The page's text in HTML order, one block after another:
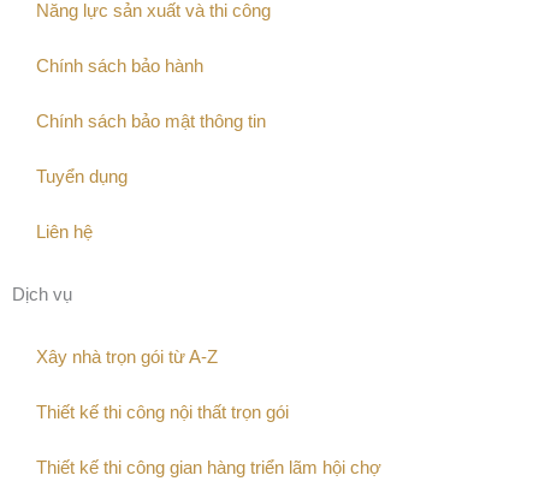
Năng lực sản xuất và thi công
Chính sách bảo hành
Chính sách bảo mật thông tin
Tuyển dụng
Liên hệ
Dịch vụ
Xây nhà trọn gói từ A-Z
Thiết kế thi công nội thất trọn gói
Thiết kế thi công gian hàng triển lãm hội chợ